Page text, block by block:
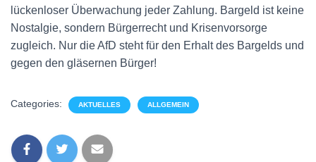
lückenloser Überwachung jeder Zahlung. Bargeld ist keine
Nostalgie, sondern Bürgerrecht und Krisenvorsorge
zugleich. Nur die AfD steht für den Erhalt des Bargelds und
gegen den gläsernen Bürger!
Categories: AKTUELLES ALLGEMEIN